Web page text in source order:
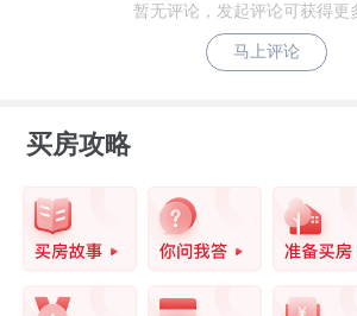
暂无评论，发起评论可获得更
马上评论
买房攻略